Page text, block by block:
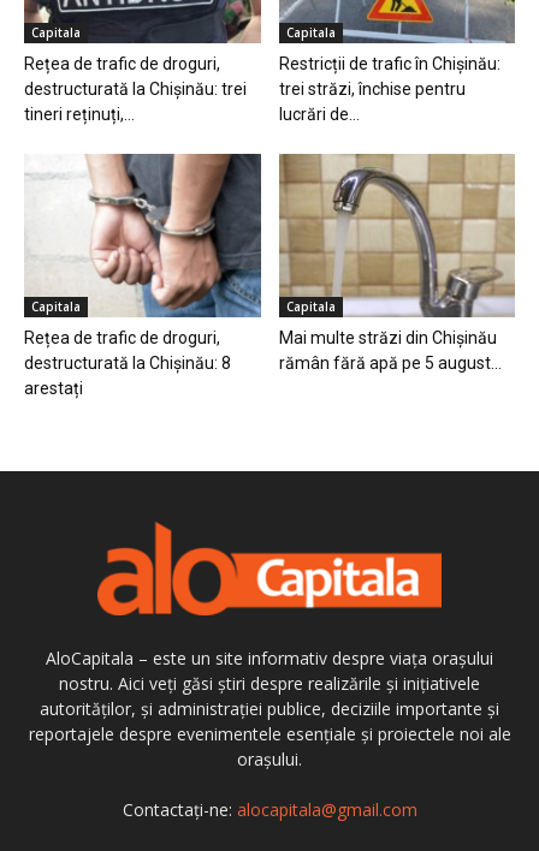
Capitala
Rețea de trafic de droguri,
destructurată la Chișinău: trei
tineri reținuți,...
Capitala
Restricții de trafic în Chișinău:
trei străzi, închise pentru
lucrări de...
Capitala
Rețea de trafic de droguri,
destructurată la Chișinău: 8
arestați
Capitala
Mai multe străzi din Chișinău
rămân fără apă pe 5 august...
AloCapitala – este un site informativ despre viața orașului
nostru. Aici veți găsi știri despre realizările și inițiativele
autorităților, și administrației publice, deciziile importante și
reportajele despre evenimentele esențiale și proiectele noi ale
orașului.
Contactați-ne: alocapitala@gmail.com